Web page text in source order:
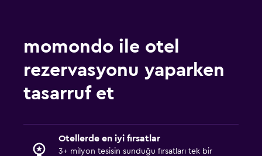
momondo ile otel
rezervasyonu yaparken
tasarruf et
Otellerde en iyi fırsatlar
3+ milyon tesisin sunduğu fırsatları tek bir